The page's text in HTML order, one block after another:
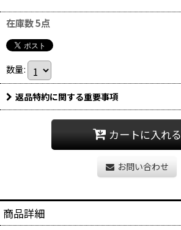
在庫数 5点
数量:
返品特約に関する重要事項
カートに入れる
お問い合わせ
商品詳細